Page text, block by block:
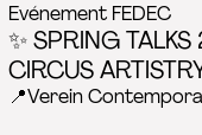
Evénement FEDEC
✨ SPRING
CIRCUS
📍Verein